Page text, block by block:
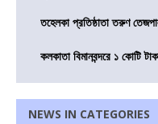
তহেলকা প্রতিষ্ঠাতা তরুণ
কলকাতা বিমানবন্দরে ১ কোটি
NEWS IN CATEGORIES